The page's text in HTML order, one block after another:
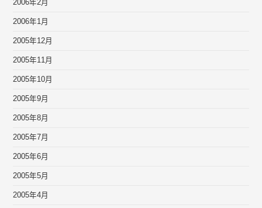
2006年2月
2006年1月
2005年12月
2005年11月
2005年10月
2005年9月
2005年8月
2005年7月
2005年6月
2005年5月
2005年4月